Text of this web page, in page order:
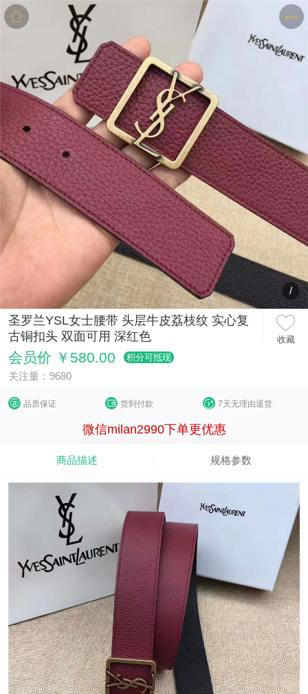
商品 评价
/
圣罗兰YSL女士腰带 头层牛皮荔枝纹 实心复
古铜扣头 双面可用 深红色
收藏
会员价 ￥580.00 积分可抵现
关注量：9680
品质保证 货到付款 7天无理由退货
微信milan2990下单更优惠
商品描述 规格参数